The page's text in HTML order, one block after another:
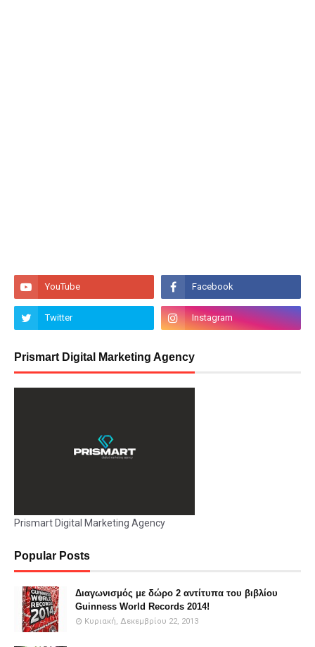
Prismart Digital Marketing Agency
Prismart Digital Marketing Agency
Popular Posts
Διαγωνισμός με δώρο 2 αντίτυπα του βιβλίου
Guinness World Records 2014!
Κυριακή, Δεκεμβρίου 22, 2013